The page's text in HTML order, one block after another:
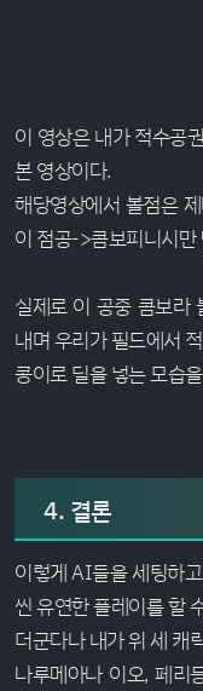
이 영상은 내가 적수공
본 영상이다.
해당영상에서 볼점은
이 점공->콤보피니시만
실제로 이 공중 콤보라
내며 우리가 필드에서
콩이로 딜을 넣는 모습
4. 결론
이렇게 AI들을 세팅하
씬 유연한 플레이를 할
더군다나 내가 위 세 캐
나루메아나 이오, 페리